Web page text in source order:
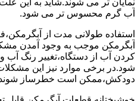
نمایان تر می شوند.شاید به این
آب گرم محسوس تر می شود.
استفاده طولانی مدت از
آبگرمکن موجب به وجود آمدن
کردن آب از دستگاه،تغییر رنگ
شود.در برخی موارد نیز این
دودکش،ممکن است خطرساز